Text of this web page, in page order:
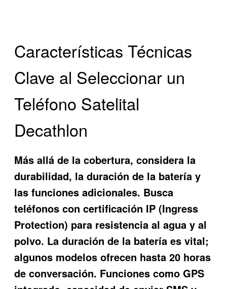
Características Técnicas
Clave al Seleccionar un
Teléfono Satelital
Decathlon
Más allá de la cobertura, considera la
durabilidad, la duración de la batería y
las funciones adicionales. Busca
teléfonos con certificación IP (Ingress
Protection) para resistencia al agua y al
polvo. La duración de la batería es vital;
algunos modelos ofrecen hasta 20 horas
de conversación. Funciones como GPS